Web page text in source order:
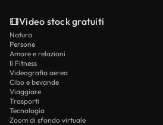
Video stock gratuiti
Natura
Persone
Amore e relazioni
Il Fitness
Videografia aerea
Cibo e bevande
Viaggiare
Trasporti
Tecnologia
Zoom di sfondo virtuale